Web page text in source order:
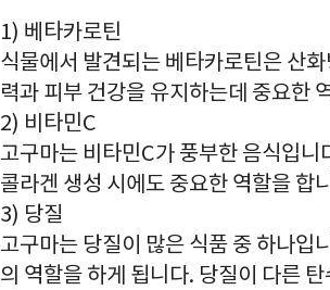
1) 베타카로틴
식물에서 발견되는 베타카로틴은 산
력과 피부 건강을 유지하는데 중요한
2) 비타민C
고구마는 비타민C가 풍부한 음식입
콜라겐 생성 시에도 중요한 역할을 합
3) 당질
고구마는 당질이 많은 식품 중 하나입
의 역할을 하게 됩니다. 당질이 다른